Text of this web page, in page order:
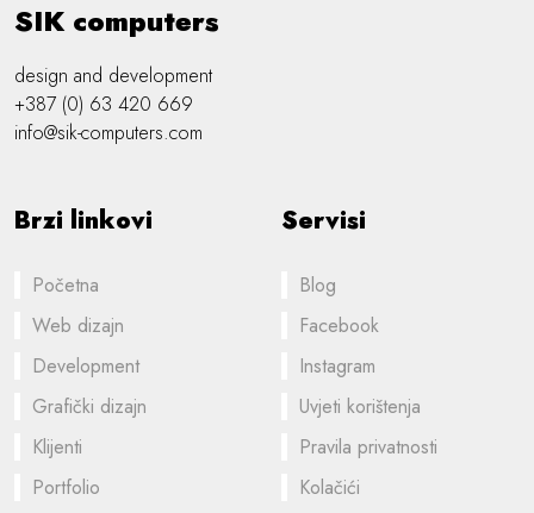
SIK computers
design and development
+387 (0) 63 420 669
info@sik-computers.com
Brzi linkovi
Početna
Web dizajn
Development
Grafički dizajn
Klijenti
Portfolio
Servisi
Blog
Facebook
Instagram
Uvjeti korištenja
Pravila privatnosti
Kolačići